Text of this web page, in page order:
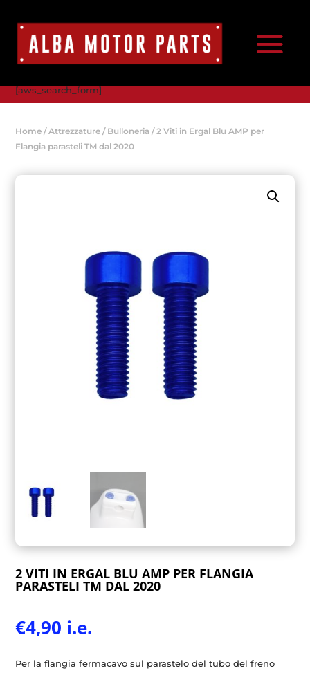
[aws_search_form]
Home /Attrezzature / Bulloneria / 2 Viti in Ergal Blu AMP per
Flangia parasteli TM dal 2020
2 VITI IN ERGAL BLU AMP PER FLANGIA
PARASTELI TM DAL 2020
€4,90 i.e.
Per la flangia fermacavo sul parastelo del tubo del freno